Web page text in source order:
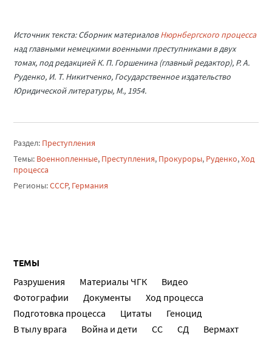
Источник текста: Сборник материаловНюрнбергского процесса
над главными немецкими военными преступниками в двух
томах, под редакцией К. П. Горшенина (главный редактор), Р. А.
Руденко, И. Т. Никитченко, Государственное издательство
Юридической литературы, М., 1954.
Раздел: Преступления
Темы: Военнопленные, Преступления, Прокуроры, Руденко,Ход
процесса
Регионы:СССР, Германия
ТЕМЫ
Разрушения Материалы ЧГК
Видео
Фотографии
Документы
Ход процесса
Подготовка процесса
Цитаты
Геноцид
В тылу врага
Война и дети СС СД
Вермахт